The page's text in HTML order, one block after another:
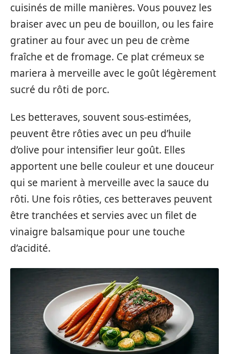
cuisinés de mille manières. Vous pouvez les
braiser avec un peu de bouillon, ou les faire
gratiner au four avec un peu de crème
fraîche et de fromage. Ce plat crémeux se
mariera à merveille avec le goût légèrement
sucré du rôti de porc.
Les betteraves, souvent sous-estimées,
peuvent être rôties avec un peu d’huile
d’olive pour intensifier leur goût. Elles
apportent une belle couleur et une douceur
qui se marient à merveille avec la sauce du
rôti. Une fois rôties, ces betteraves peuvent
être tranchées et servies avec un filet de
vinaigre balsamique pour une touche
d’acidité.